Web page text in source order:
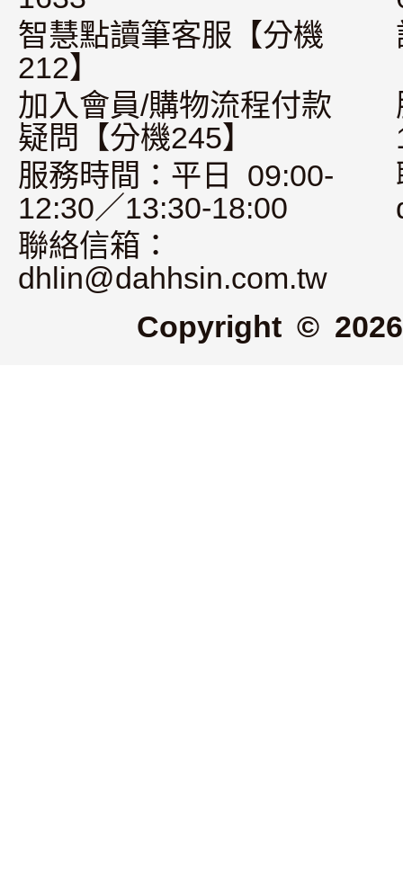
智慧點讀筆客服【分機
212】
加入會員/購物流程付款
疑問【分機245】
服務時間：平日 09:00-
12:30／13:30-18:00
聯絡信箱：
dhlin@dahhsin.com.tw
Copyright ©